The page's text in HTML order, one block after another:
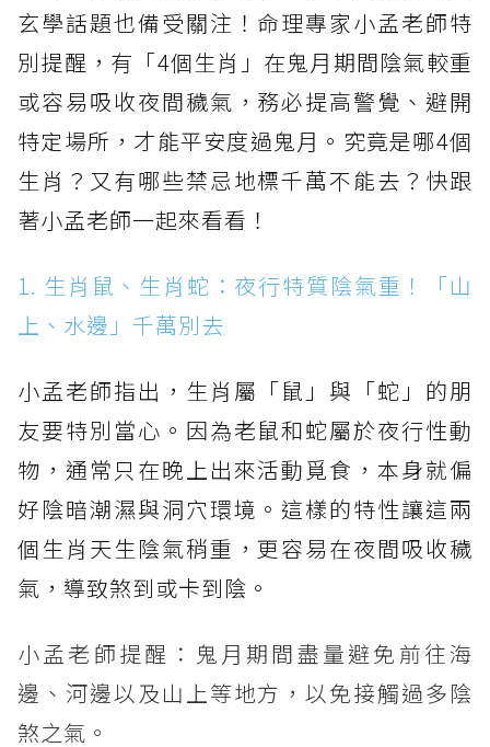
玄學話題也備受關注！命理專家小孟老師特
別提醒，有「4個生肖」在鬼月期間陰氣較重
或容易吸收夜間穢氣，務必提高警覺、避開
特定場所，才能平安度過鬼月。究竟是哪4個
生肖？又有哪些禁忌地標千萬不能去？快跟
著小孟老師一起來看看！
1. 生肖鼠、生肖蛇：夜行特質陰氣重！「山
上、水邊」千萬別去
小孟老師指出，生肖屬「鼠」與「蛇」的朋
友要特別當心。因為老鼠和蛇屬於夜行性動
物，通常只在晚上出來活動覓食，本身就偏
好陰暗潮濕與洞穴環境。這樣的特性讓這兩
個生肖天生陰氣稍重，更容易在夜間吸收穢
氣，導致煞到或卡到陰。
小孟老師提醒：鬼月期間盡量避免前往海
邊、河邊以及山上等地方，以免接觸過多陰
煞之氣。